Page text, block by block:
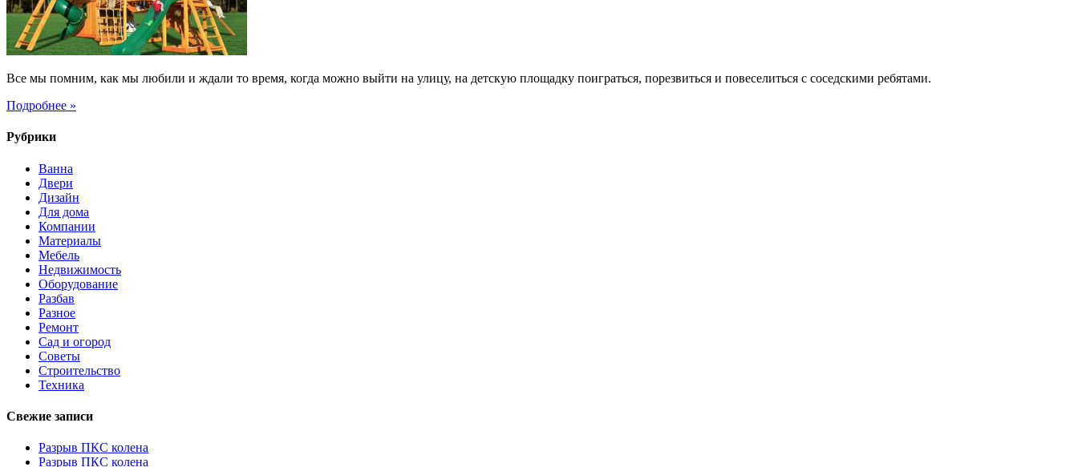
Все мы помним, как мы любили и ждали то время, когда можно выйти на улицу, на детскую площадку поиграться, порезвиться и повеселиться с соседскими ребятами.
Подробнее »
Рубрики
Ванна
Двери
Дизайн
Для дома
Компании
Материалы
Мебель
Недвижимость
Оборудование
Разбав
Разное
Ремонт
Сад и огород
Советы
Строительство
Техника
Свежие записи
Разрыв ПКС колена
Разрыв ПКС колена